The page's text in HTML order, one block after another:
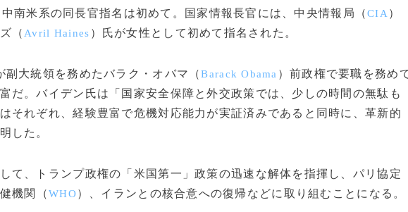
南米系の同長官指名は初めて。国家情報長官には、中央情報局（CIA ）
（ Avril Haines ）氏が女性として初めて指名された。
大統領を務めたバラク・オバマ（Barack Obama ）前政権で要職を務め
だ。バイデン氏は「国家安全保障と外交政策では、少しの時間の無駄も
それぞれ、経験豊富で危機対応能力が実証済みであると同時に、革新的
した。
て、トランプ政権の「米国第一」政策の迅速な解体を指揮し、パリ協定
機関（WHO）、イランとの核合意への復帰などに取り組むことになる。